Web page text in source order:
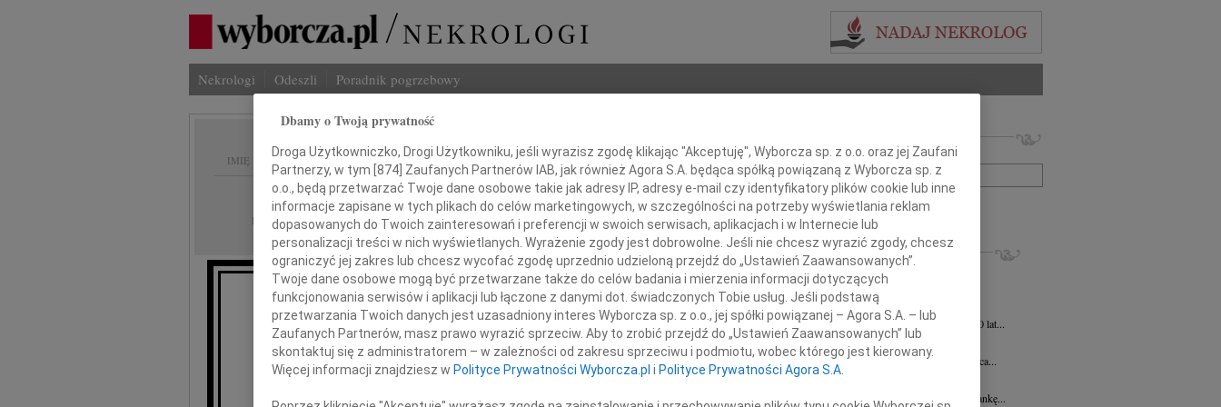
Nekrologi Odeszli Poradnik pogrzebowy
IMIĘ I NAZWISKO:
REGION: Lublin
DATA EMISJI: 07.02.2020
Podziękowanie
Dziękujemy wszystkim, którzy dzielili z nami nasz ból
po odejściu ukochanego
Imię i nazwisko lub numer ogłoszenia:
+ szukanie zaawansowane
INNE NEKROLOGI
Andrzej Szostek27.07.2026 Lublin
W dniu 21 lipca 2026 r. zmarł Śp. ks. prof....
Andrzej Szostek 27.07.2026
W dniu 21 lipca 2026 roku zmarł w wieku 80 lat...
Anna Elżbieta Wstawska
W dniu 24 czerwca 2026 roku mija 1. rocznica...
Joanna Magdalena Milart
Z głębokim smutkiem żegnamy naszą Koleżankę...
Dbamy o Twoją prywatność
Droga Użytkowniczko, Drogi Użytkowniku, jeśli wyrazisz zgodę klikając "Akceptuję", Wyborcza sp. z o.o. oraz jej Zaufani
Partnerzy, w tym [874] Zaufanych Partnerów IAB, jak również Agora S.A. będąca spółką powiązaną z Wyborcza sp. z
o.o., będą przetwarzać Twoje dane osobowe takie jak adresy IP, adresy e-mail czy identyfikatory plików cookie lub inne
informacje zapisane w tych plikach do celów marketingowych, w szczególności na potrzeby wyświetlania reklam
dopasowanych do Twoich zainteresowań i preferencji w swoich serwisach, aplikacjach i w Internecie lub
personalizacji treści w nich wyświetlanych. Wyrażenie zgody jest dobrowolne. Jeśli nie chcesz wyrazić zgody, chcesz
ograniczyć jej zakres lub chcesz wycofać zgodę uprzednio udzieloną przejdź do „Ustawień Zaawansowanych”.
Twoje dane osobowe mogą być przetwarzane także do celów badania i mierzenia informacji dotyczących
funkcjonowania serwisów i aplikacji lub łączone z danymi dot. świadczonych Tobie usług. Jeśli podstawą
przetwarzania Twoich danych jest uzasadniony interes Wyborcza sp. z o.o., jej spółki powiązanej – Agora S.A. – lub
Zaufanych Partnerów, masz prawo wyrazić sprzeciw. Aby to zrobić przejdź do „Ustawień Zaawansowanych” lub
skontaktuj się z administratorem – w zależności od zakresu sprzeciwu i podmiotu, wobec którego jest kierowany.
Więcej informacji znajdziesz w Polityce Prywatności Wyborcza.pl i Polityce Prywatności Agora S.A.